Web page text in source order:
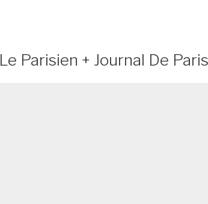
Le Parisien + Journal De